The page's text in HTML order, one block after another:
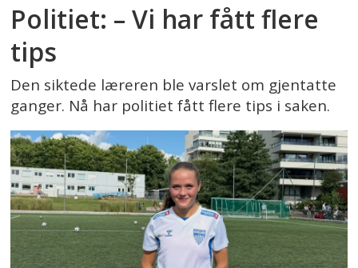
Politiet: – Vi har fått flere
tips
Den siktede læreren ble varslet om gjentatte
ganger. Nå har politiet fått flere tips i saken.